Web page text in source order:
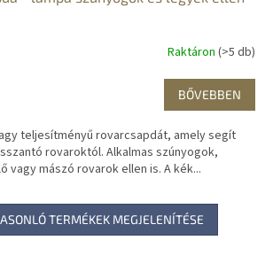
Raktáron (>5 db)
BŐVEBBEN
teljesítményű rovarcsapdát, amely segít
rovaroktól. Alkalmas szúnyogok,
vagy mászó rovarok ellen is. A kék...
TERMÉKEK MEGJELENÍTÉSE